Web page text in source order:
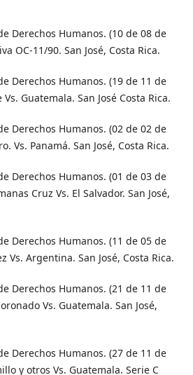
Derechos Humanos. (10 de 08 de
OC-11/90. San José, Costa Rica.
Derechos Humanos. (19 de 11 de
Guatemala. San José Costa Rica.
Derechos Humanos. (02 de 02 de
Vs. Panamá. San José, Costa Rica.
Derechos Humanos. (01 de 03 de
Cruz Vs. El Salvador. San José,
Derechos Humanos. (11 de 05 de
Vs. Argentina. San José, Costa Rica.
Derechos Humanos. (21 de 11 de
Vs. Guatemala. San José,
Derechos Humanos. (27 de 11 de
y otros Vs. Guatemala. Serie C